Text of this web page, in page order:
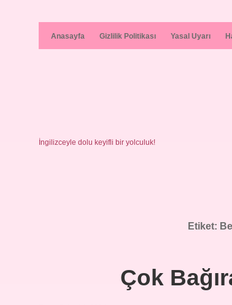
Anasayfa Gizlilik Politikası Yasal Uyarı
İngilizceyle dolu keyifli bir yolculuk!
Etiket:
Çok